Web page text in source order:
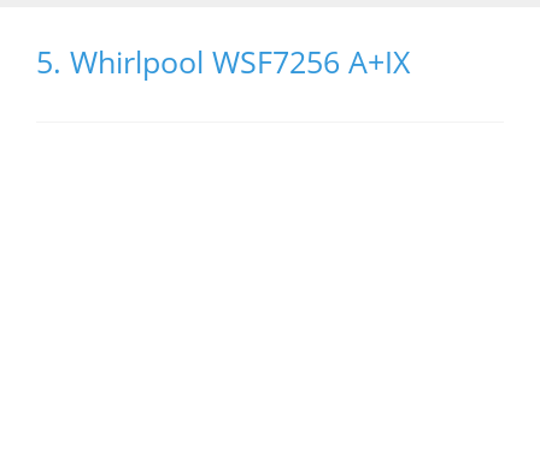
5. Whirlpool WSF7256 A+IX